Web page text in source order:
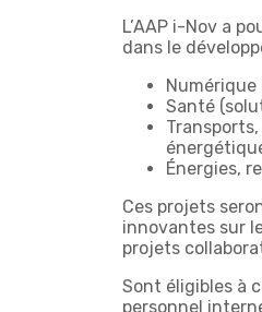
L’AAP i-Nov a
dans le
Santé
Énergies,
Ces projets
innovantes sur
projets
Sont éligibles à
personnel